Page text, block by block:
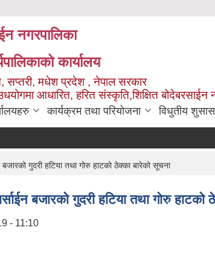
नगरपालिका
कार्यालय
सप्तरी, मधेश प्रदेश , नेपाल सरकार
आधारित, हरित संस्कृति,शिक्षित बोदेबरसाईन
कार्यक्रम तथा परियोजना विधुतीय
गुदरी हटिया तथा गोरु हाटको ठेक्का बारेको सूचना
बजारको गुदरी हटिया तथा गोरु हाटको
- 11:10